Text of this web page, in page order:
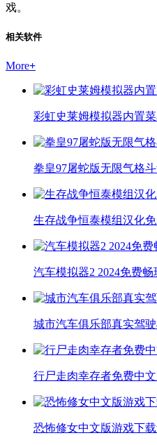
戏。
相关软件
More+
彩虹史莱姆模拟器内置
拳皇97屠蛇版无限气格
生存战争恒泰模组汉化
汽车模拟器2 2024免费
城市汽车俱乐部真实驾
行尸走肉幸存者免费中
恐怖修女中文版游戏下